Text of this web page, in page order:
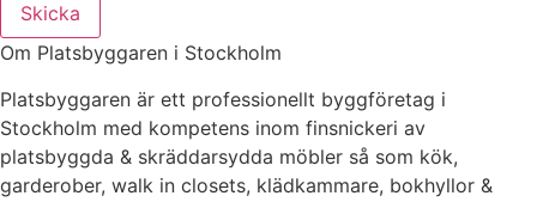
Skicka
Om Platsbyggaren i Stockholm
Platsbyggaren är ett professionellt byggföretag i
Stockholm med kompetens inom finsnickeri av
platsbyggda & skräddarsydda möbler så som kök,
garderober, walk in closets, klädkammare, bokhyllor &